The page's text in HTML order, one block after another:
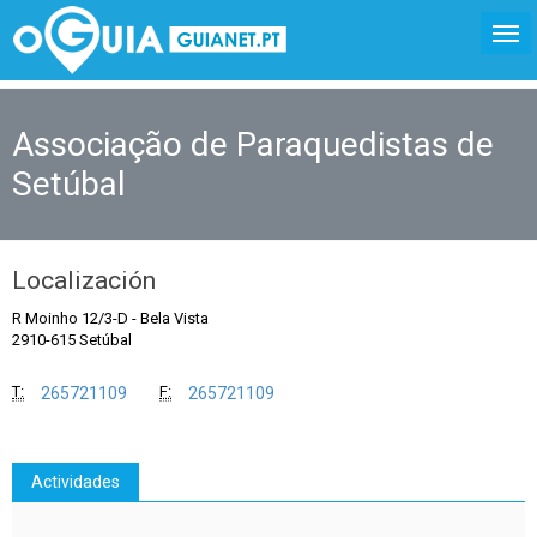
Associação de Paraquedistas de
Setúbal
Localización
R Moinho 12/3-D - Bela Vista
2910-615 Setúbal
T: 265721109 F: 265721109
Actividades